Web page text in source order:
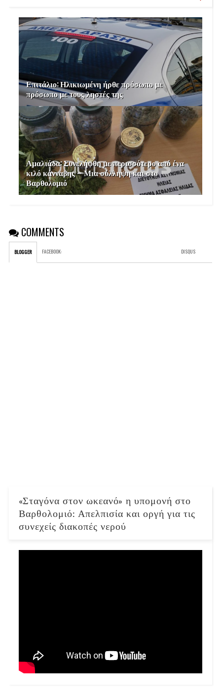
Επιτάλιο: Ηλικιωμένη ήρθε πρόσωπο με
πρόσωπο με τους ληστές της
Αμαλιάδα: Συνελήφθη με περισσότερο από ένα
κιλό κάνναβης – Μια σύλληψη και στο
Βαρθολομιό
COMMENTS
BLOGGER FACEBOOK: DISQUS
«Σταγόνα στον ωκεανό» η υπομονή στο
Βαρθολομιό: Απελπισία και οργή για τις
συνεχείς διακοπές νερού